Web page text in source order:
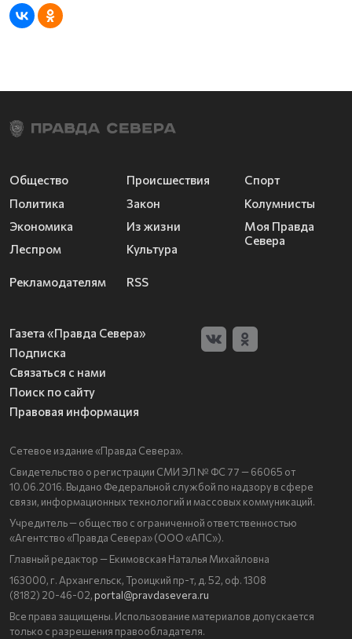
Общество
Политика
Экономика
Леспром
Происшествия
Закон
Из жизни
Культура
Спорт
Колумнисты
Моя Правда
Севера
Рекламодателям RSS
Газета «Правда Севера»
Подписка
Связаться с нами
Поиск по сайту
Правовая информация
Сетевое издание «Правда Севера».
Свидетельство о регистрации СМИ ЭЛ № ФС 77 — 66065 от
10.06.2016. Выдано Федеральной службой по надзору в сфере
связи, информационных технологий и массовых коммуникаций.
Учредитель — общество с ограниченной ответственностью
«Агентство «Правда Севера» (ООО «АПС»).
Главный редактор — Екимовская Наталья Михайловна
163000, г. Архангельск, Троицкий пр-т, д. 52, оф. 1308
(8182) 20-46-02, portal@pravdasevera.ru
Все права защищены. Использование материалов допускается
только с разрешения правообладателя.